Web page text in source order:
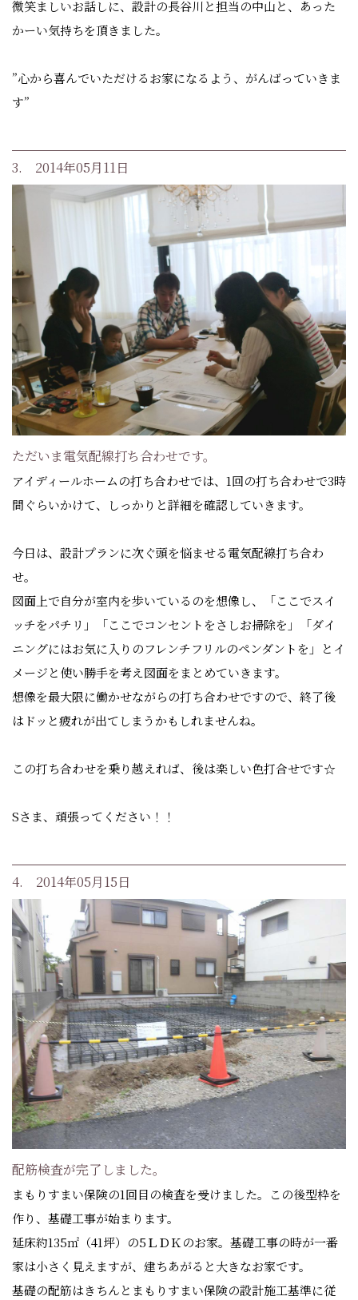
微笑ましいお話しに、設計の長谷川と担当の中山と、あった
かーい気持ちを頂きました。
”心から喜んでいただけるお家になるよう、がんばっていきま
す”
3. 2014年05月11日
ただいま電気配線打ち合わせです。
アイディールホームの打ち合わせでは、1回の打ち合わせで3時
間ぐらいかけて、しっかりと詳細を確認していきます。
今日は、設計プランに次ぐ頭を悩ませる電気配線打ち合わ
せ。
図面上で自分が室内を歩いているのを想像し、「ここでスイ
ッチをパチリ」「ここでコンセントをさしお掃除を」「ダイ
ニングにはお気に入りのフレンチフリルのペンダントを」とイ
メージと使い勝手を考え図面をまとめていきます。
想像を最大限に働かせながらの打ち合わせですので、終了後
はドッと疲れが出てしまうかもしれませんね。
この打ち合わせを乗り越えれば、後は楽しい色打合せです☆
Sさま、頑張ってください！！
4. 2014年05月15日
配筋検査が完了しました。
まもりすまい保険の1回目の検査を受けました。この後型枠を
作り、基礎工事が始まります。
延床約135㎡（41坪）の5ＬＤＫのお家。基礎工事の時が一番
家は小さく見えますが、建ちあがると大きなお家です。
基礎の配筋はきちんとまもりすまい保険の設計施工基準に従